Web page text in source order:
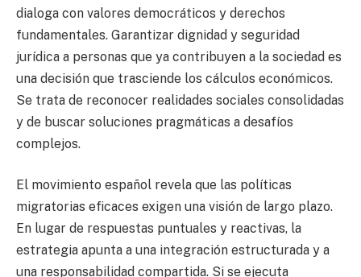
dialoga con valores democráticos y derechos
fundamentales. Garantizar dignidad y seguridad
jurídica a personas que ya contribuyen a la sociedad es
una decisión que trasciende los cálculos económicos.
Se trata de reconocer realidades sociales consolidadas
y de buscar soluciones pragmáticas a desafíos
complejos.
El movimiento español revela que las políticas
migratorias eficaces exigen una visión de largo plazo.
En lugar de respuestas puntuales y reactivas, la
estrategia apunta a una integración estructurada y a
una responsabilidad compartida. Si se ejecuta